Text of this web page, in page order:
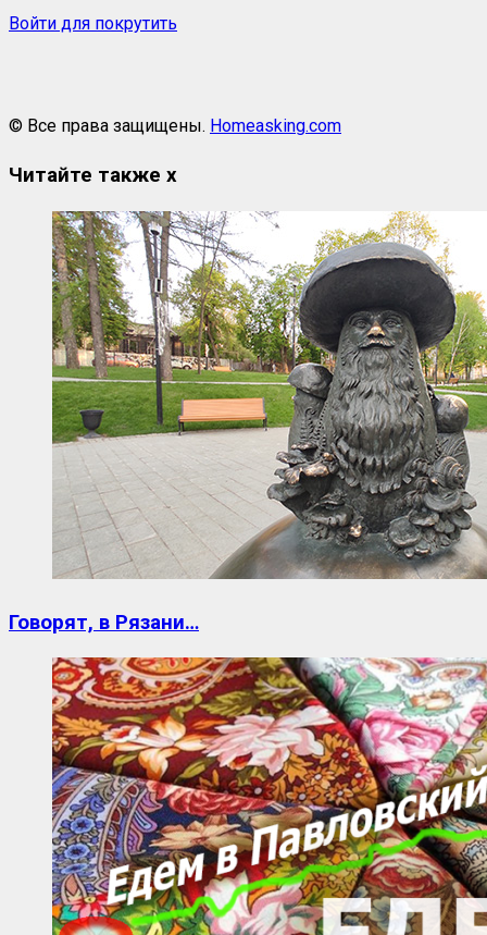
Войти для покрутить
© Все права защищены. Homeasking.com
Читайте также x
Говорят, в Рязани…